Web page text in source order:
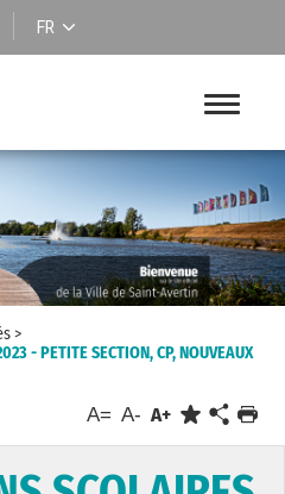
FR
>
- PETITE SECTION, CP, NOUVEAUX
A= A- A+